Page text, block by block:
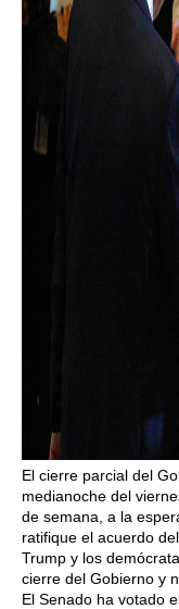
El cierre parcial del
medianoche del
de semana, a la
ratifique el acuerdo
Trump y los
cierre del Gobierno y
El Senado ha votado